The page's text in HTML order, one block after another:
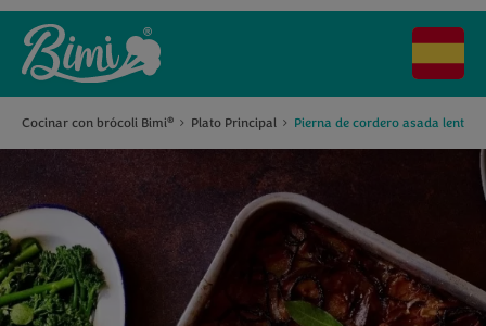
Cocinar con brócoli Bimi® Plato Principal Pierna de cordero asada